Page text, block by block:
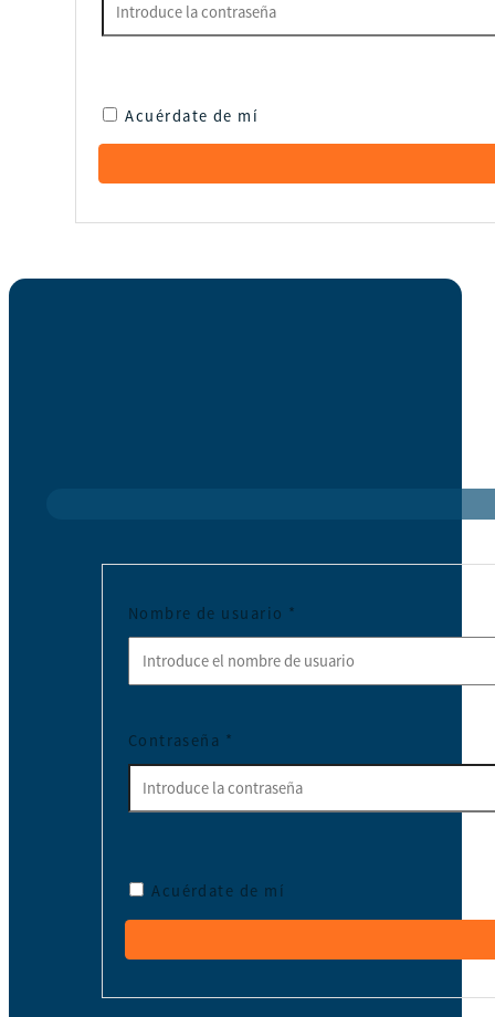
Acuérdate de mí
Nombre de usuario *
Contraseña *
Acuérdate de mí